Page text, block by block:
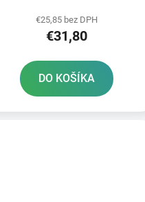
€25,85 bez DPH
€31,80
DO KOŠÍKA